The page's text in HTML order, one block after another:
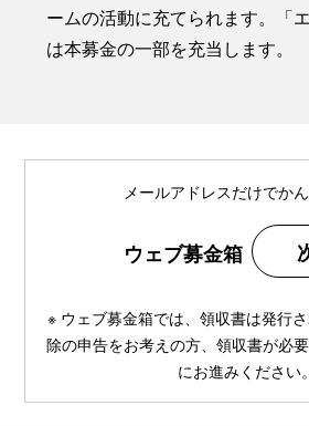
ームの活動に充てられます。「
は本募金の一部を充当します。
メールアドレスだけでか
ウェブ募金箱
※ ウェブ募金箱では、領収書は発行
除の申告をお考えの方、領収書が必
にお進みください。